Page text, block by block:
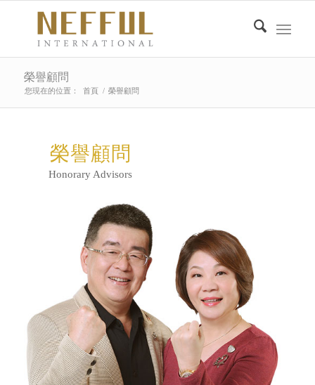
榮譽顧問
您現在的位置： 首頁 / 榮譽顧問
榮譽顧問
Honorary Advisors